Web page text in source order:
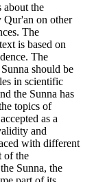
the
on other
The
is based on
The
should be
in scientific
the Sunna has
topics of
as a
and
with different
of the
Sunna, the